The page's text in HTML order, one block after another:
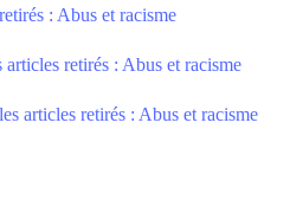
: Abus et racisme
articles retirés : Abus et racisme
articles retirés : Abus et racisme